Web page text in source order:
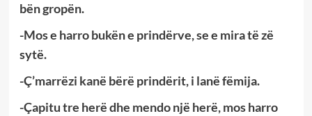
bën gropën.
-Mos e harro bukën e prindërve, se e mira të zë
sytë.
-Ç’marrëzi kanë bërë prindërit, i lanë fëmija.
-Çapitu tre herë dhe mendo një herë, mos harro